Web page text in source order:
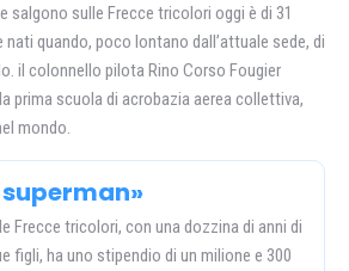
salgono sulle Frecce tricolori oggi è di 31
nati quando, poco lontano dall’attuale sede, di
il colonnello pilota Rino Corso Fougier
prima scuola di acrobazia aerea collettiva,
mondo.
Frecce tricolori, con una dozzina di anni di
figli, ha uno stipendio di un milione e 300